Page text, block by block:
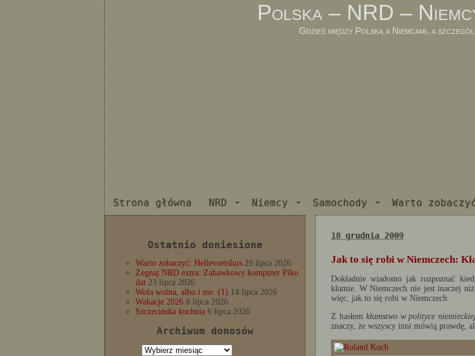
Polska – NRD –
Gdzieś między Polską a Niemcami, a
Strona główna NRD Niemcy Samochody Warto
Ostatnio doniesione
Warto zobaczyć: Hellevoetsluis 29 lipca 2026
Żegnaj NRD extra: Zabawkowy komputer Piko
dat 23 lipca 2026
Wola wolna, albo i nie. (1) 14 lipca 2026
Wakacje 2026 8 lipca 2026
Szczecińska kuchnia 6 lipca 2026
Archiwum donosów
Archiwum
18 grudnia 2009
Jak to się robi w Niemczech:
Dokładnie wiadomo jak rozpoznać
kłamie. W Niemczech nie jest inaczej
więc, jak to się robi w Niemczech.
Z hasłem kłamstwo w polityce
znaczy, że wszyscy inni mówią prawdę,